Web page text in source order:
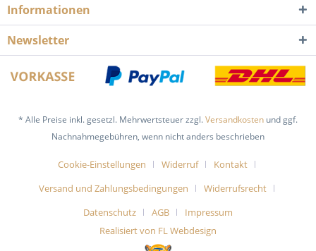
Informationen
Newsletter
* Alle Preise inkl. gesetzl. Mehrwertsteuer zzgl.Versandkosten und ggf.
Nachnahmegebühren, wenn nicht anders beschrieben
Cookie-Einstellungen Widerruf
Kontakt
Versand und Zahlungsbedingungen
Widerrufsrecht
Datenschutz
AGB
Impressum
Realisiert von FL Webdesign